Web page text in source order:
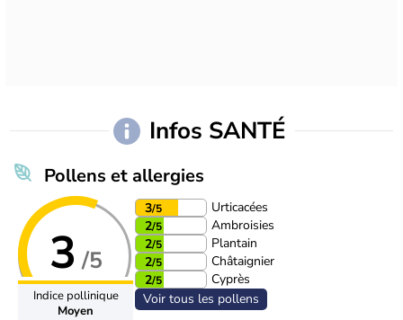
Infos SANTÉ
Pollens et allergies
3 /5
Indice pollinique
Moyen
3/5
Urticacées
2/5
Ambroisies
2/5
Plantain
2/5
Châtaignier
2/5
Cyprès
Voir tous les pollens